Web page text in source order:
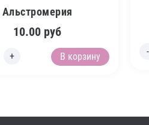
Альстромерия
10.00 руб
В корзину